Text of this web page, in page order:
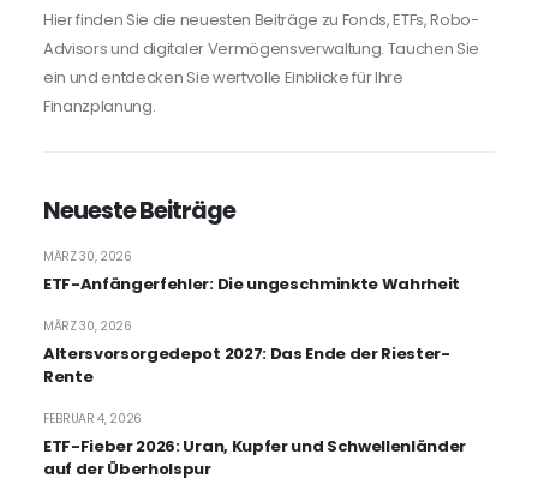
Hier finden Sie die neuesten Beiträge zu Fonds, ETFs, Robo-
Advisors und digitaler Vermögensverwaltung. Tauchen Sie
ein und entdecken Sie wertvolle Einblicke für Ihre
Finanzplanung.
Neueste Beiträge
ETF-Anfängerfehler: Die ungeschminkte Wahrheit
MÄRZ 30, 2026
Altersvorsorgedepot 2027: Das Ende der Riester-
Rente
MÄRZ 30, 2026
ETF-Fieber 2026: Uran, Kupfer und Schwellenländer
auf der Überholspur
FEBRUAR 4, 2026